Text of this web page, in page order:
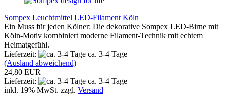
Sompex Leuchtmittel LED-Filament Köln
Ein Muss für jeden Kölner: Die dekorative Sompex LED-Birne mit
Köln-Motiv kombiniert moderne Filament-Technik mit echtem
Heimatgefühl.
Lieferzeit:
ca. 3-4 Tage
(Ausland abweichend)
24,80 EUR
Lieferzeit:
ca. 3-4 Tage
inkl. 19% MwSt. zzgl. Versand